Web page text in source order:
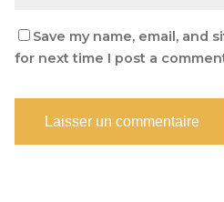
Save my name, email, and
for next time I post a